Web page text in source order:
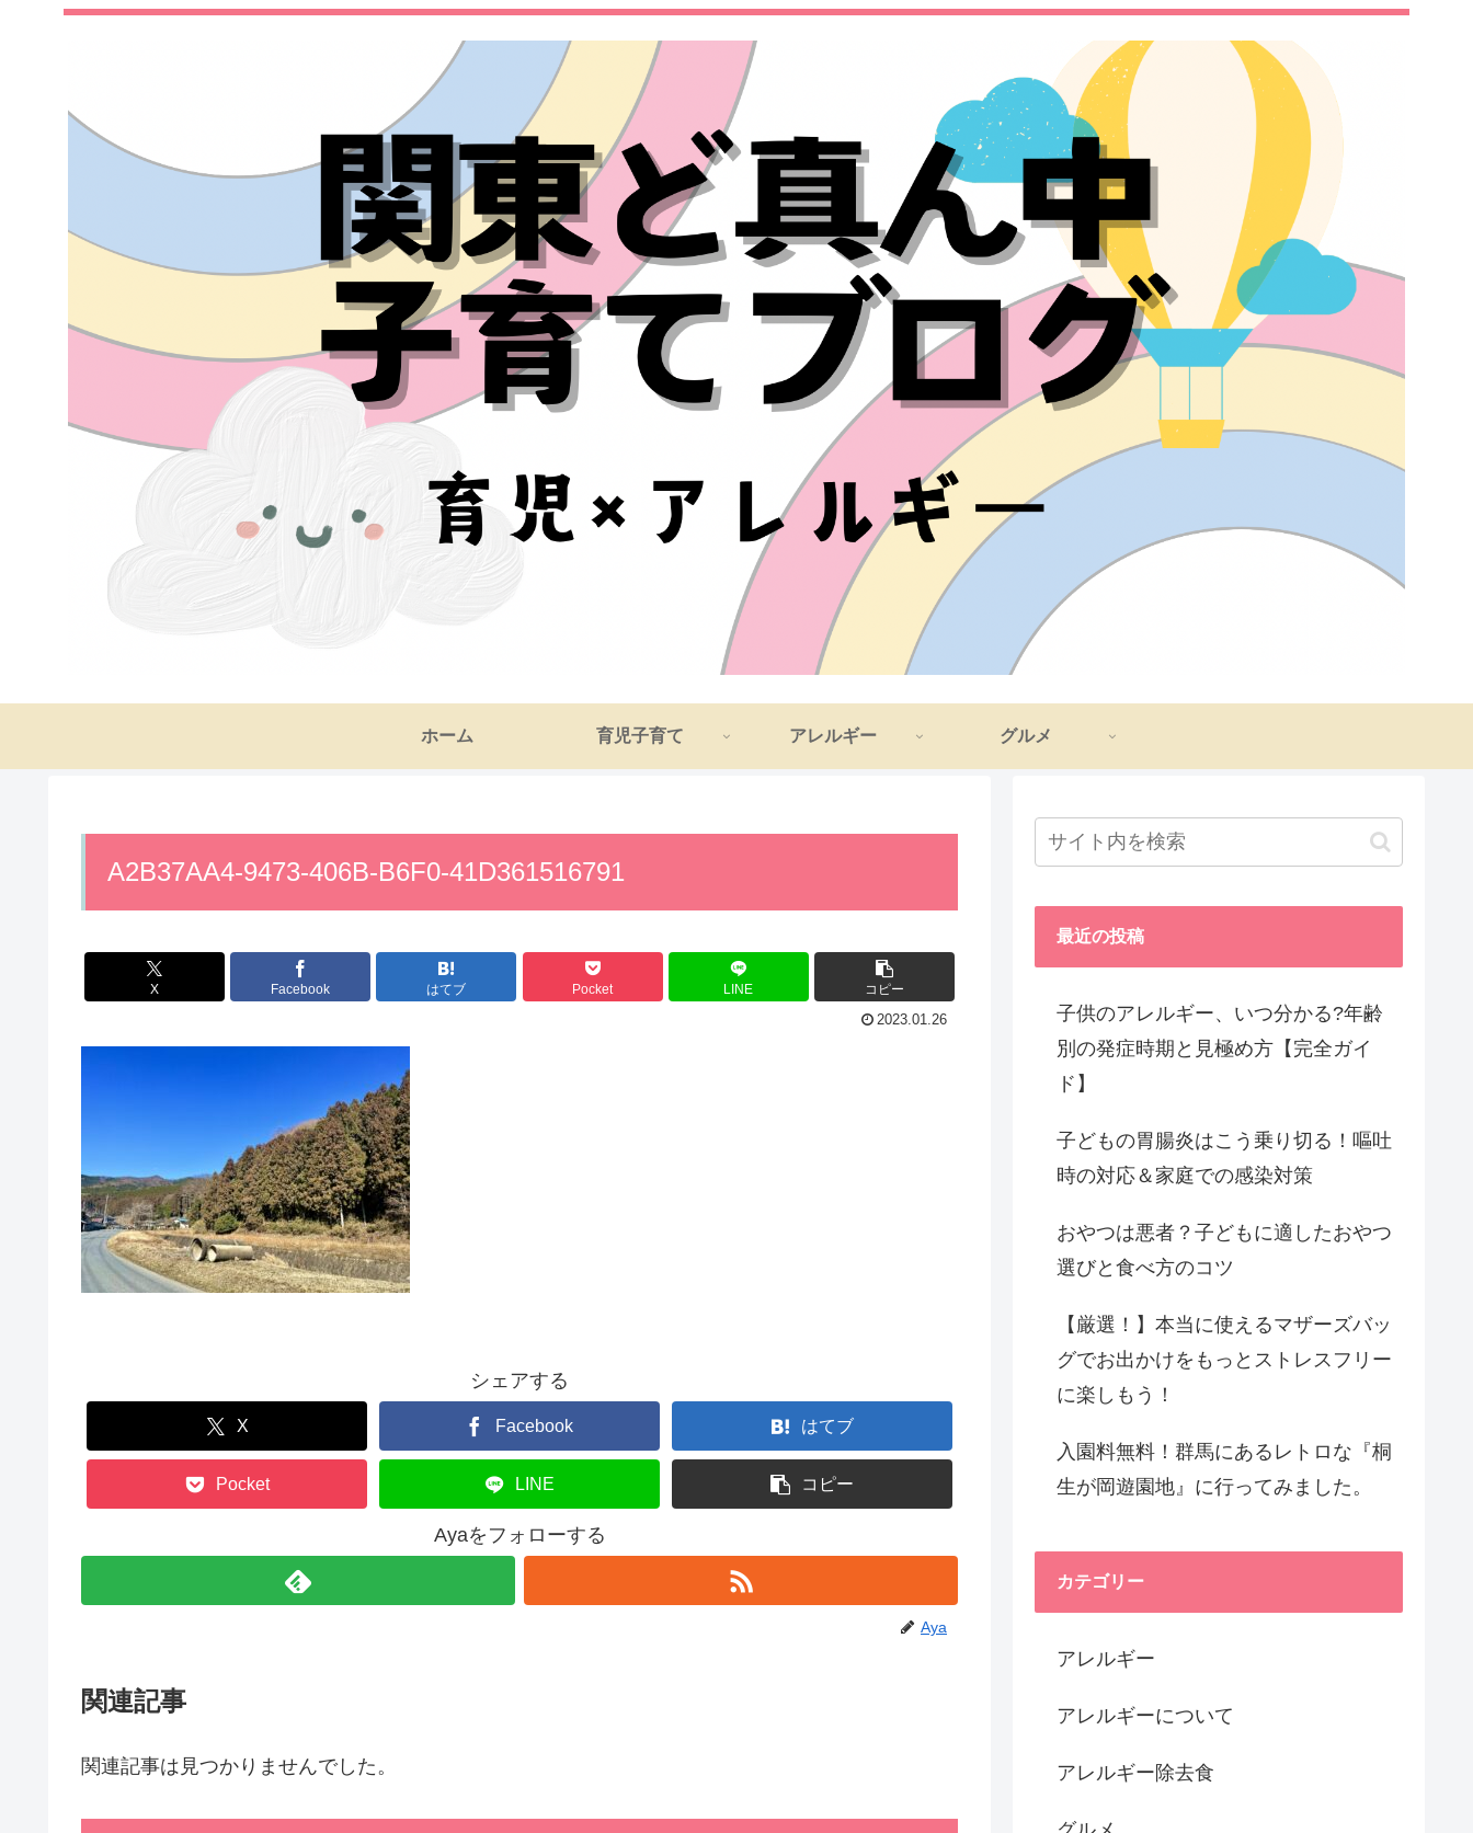
ホーム 育児子育て アレルギー グルメ
A2B37AA4-9473-406B-B6F0-41D361516791
X Facebook はてブ Pocket LINE コピー
2023.01.26
シェアする
X Facebook はてブ
Pocket LINE コピー
Ayaをフォローする
Aya
関連記事
関連記事は見つかりませんでした。
最近の投稿
子供のアレルギー、いつ分かる?年齢
別の発症時期と見極め方【完全ガイ
ド】
子どもの胃腸炎はこう乗り切る！嘔吐
時の対応＆家庭での感染対策
おやつは悪者？子どもに適したおやつ
選びと食べ方のコツ
【厳選！】本当に使えるマザーズバッ
グでお出かけをもっとストレスフリー
に楽しもう！
入園料無料！群馬にあるレトロな『桐
生が岡遊園地』に行ってみました。
カテゴリー
アレルギー
アレルギーについて
アレルギー除去食